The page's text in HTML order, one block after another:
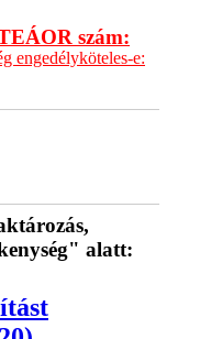
szám:
engedélyköteles-e:
alatt: